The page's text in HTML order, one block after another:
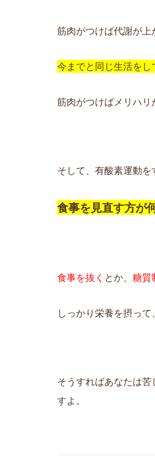
筋肉がつけば代謝が上
今までと同じ生活をし
筋肉がつけばメリハリ
そして、有酸素運動を
食事を見直す方が
食事を抜く とか、 糖質
しっかり栄養を摂っ
そうすればあなたは
すよ。